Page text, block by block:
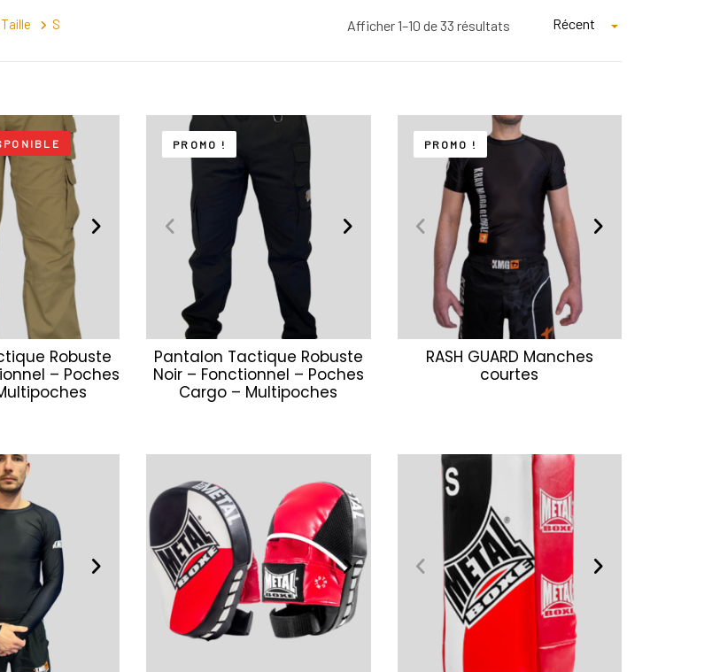
S Afficher 1–10 de 33 résultats Récent
Robuste
– Poches
PROMO !
Pantalon Tactique Robuste
Noir – Fonctionnel – Poches
Cargo – Multipoches
PROMO !
RASH GUARD Manches
courtes